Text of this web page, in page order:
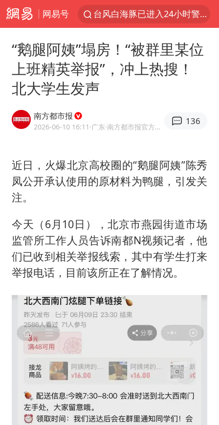
网易号
台风白海豚已进入24小时警戒线
陈垣宇0-3张禹珍 国乒男单全军覆没
名创优品回应女子吐槽内裤质量差
出口禁令驱动有色板块大涨
秋天的第一杯奶茶到底有多火
国防部：坚决反制任何闹海挑衅图谋
东航：国内客票提前14天免费退改
美股存储板块集体大跌
胡彦斌获《歌手2026》歌王
“今天得有40℃了吧 为啥还不预警”
夯实基础开新局
“鹅腿阿姨”塌房！“被群里某位
上班精英举报”，冲上热搜！
北大学生发声
南方都市报
2026-06-10 16:11 ·广东 ·南方都市报官方网易号
136
近日，火爆北京高校圈的“鹅腿阿姨”陈秀
凤公开承认使用的原材料为鸭腿，引发关
注。
今天（6月10日），北京市燕园街道市场
监管所工作人员告诉南都N视频记者，他
们已收到相关举报线索，其中有学生打来
举报电话，目前该所正在了解情况。